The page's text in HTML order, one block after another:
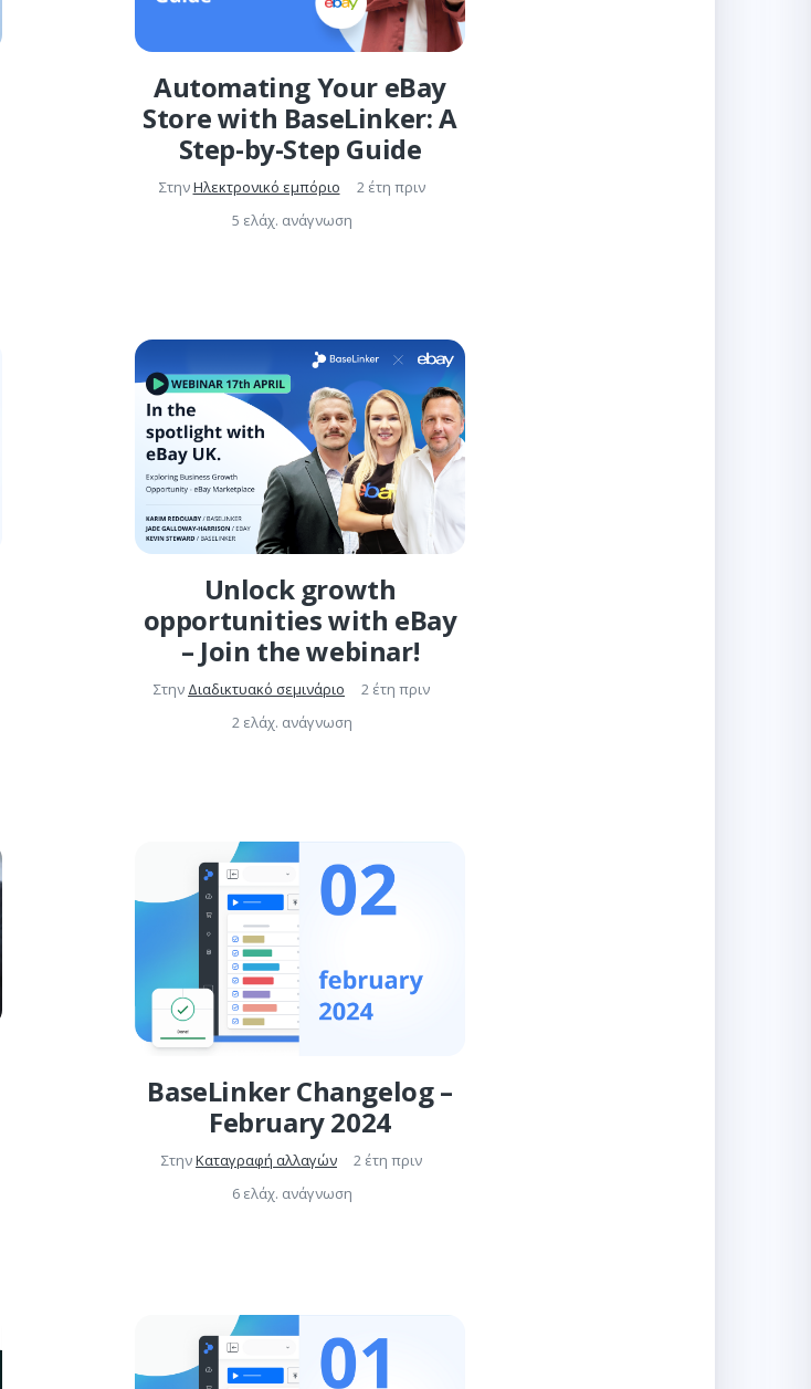
Automating Your eBay
Store with BaseLinker: A
Step-by-Step Guide
ΣτηνΗλεκτρονικό εμπόριο
2 έτη πριν
5 ελάχ. ανάγνωση
Unlock growth
opportunities with eBay
– Join the webinar!
Στην Διαδικτυακό σεμινάριο
2 έτη πριν
2 ελάχ. ανάγνωση
BaseLinker Changelog –
February 2024
ΣτηνΚαταγραφή αλλαγών
2 έτη πριν
6 ελάχ. ανάγνωση